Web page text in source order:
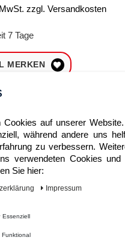
zzgl. Versandkosten
7 Tage
MERKEN
WARENKORB
lieferbar
Rechnung
Cookies auf unserer
während andere uns
zu verbessern.
verwendeten Cookies
Sie hier:
Impressum
Essenziell
Funktional